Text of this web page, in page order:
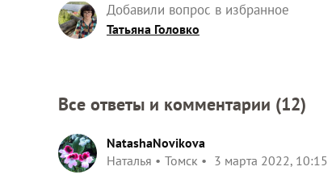
Добавили вопрос в избранное
Татьяна Головко
Все ответы и комментарии (12)
NatashaNovikova
Наталья
Томск 3 марта 2022, 10:15